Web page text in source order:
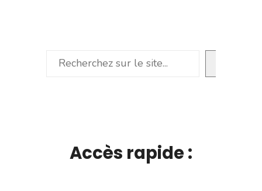
Rechercher
Accès rapide :